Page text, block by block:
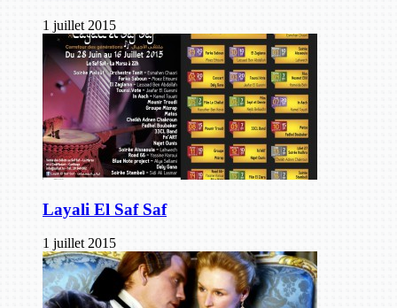
1 juillet 2015
Layali El Saf Saf
1 juillet 2015